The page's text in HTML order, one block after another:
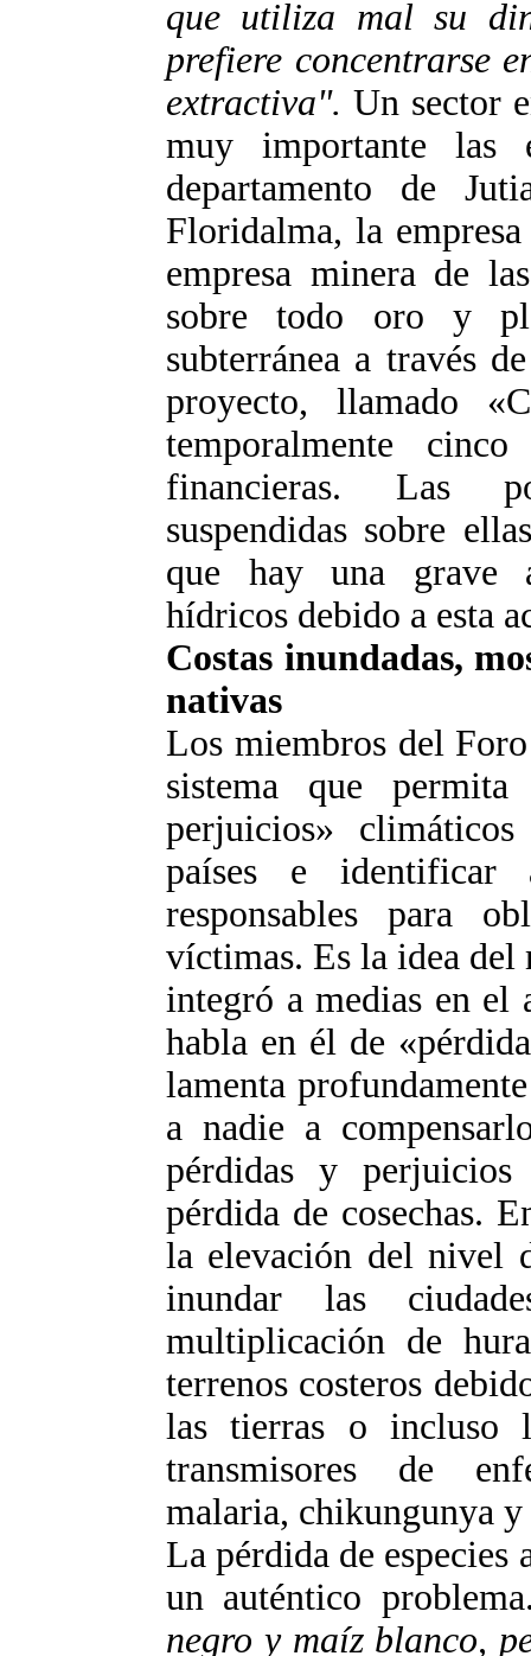
que utiliza mal su
prefiere concentrarse
extractiva". Un sector
muy importante las
departamento de
Floridalma, la
empresa minera de
sobre todo oro y
subterránea a través
proyecto, llamado
temporalmente
financieras. Las
suspendidas sobre
que hay una grave
hídricos debido a esta
Costas inundadas,
nativas
Los miembros del
sistema que
perjuicios»
países e
responsables para
víctimas. Es la idea del
integró a medias en el
habla en él de
lamenta
a nadie a
pérdidas y
pérdida de cosechas.
la elevación del nivel
inundar las
multiplicación de
terrenos costeros
las tierras o incluso
transmisores de
malaria, chikungunya
La pérdida de especies
un auténtico
negro y maíz blanco,